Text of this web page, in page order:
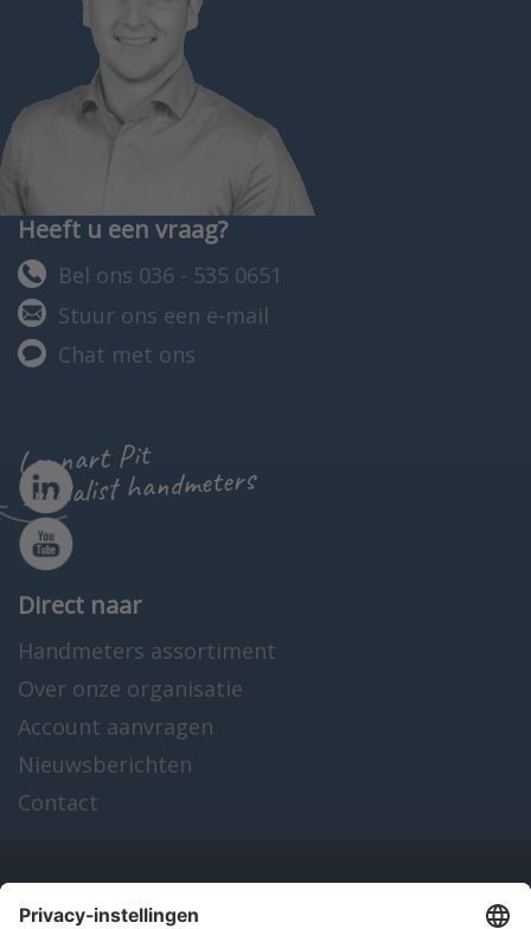
Heeft u een vraag?
Bel ons 036 - 535 0651
Stuur ons een e-mail
Chat met ons
Lennart Pit
specialist handmeters
Direct naar
Handmeters assortiment
Over onze organisatie
Account aanvragen
Nieuwsberichten
Contact
Onze producten
en diensten